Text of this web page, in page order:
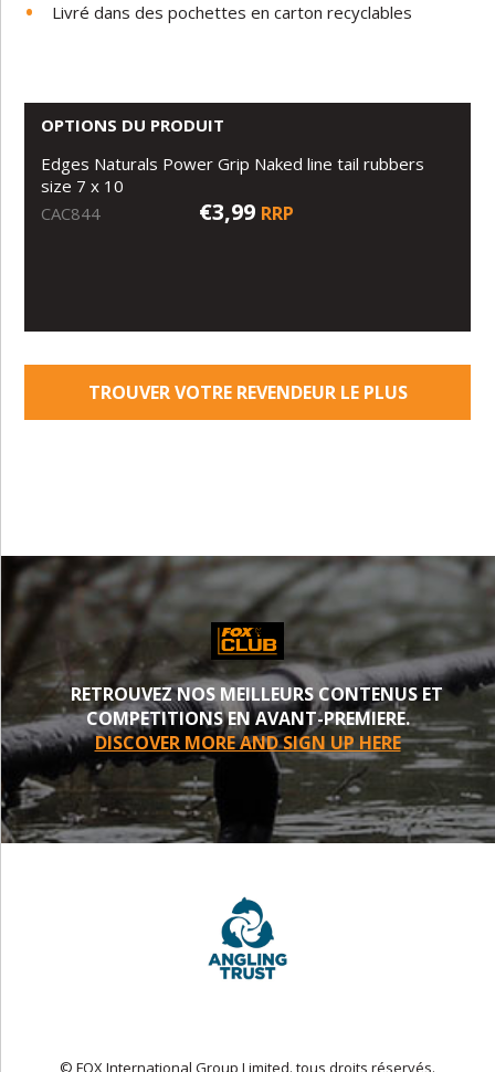
Livré dans des pochettes en cartonrecyclables
OPTIONS DU PRODUIT
Edges Naturals Power Grip Naked line tail rubbers
size 7 x 10
CAC844
€3,99 RRP
TROUVER VOTRE REVENDEUR LE PLUS
RETROUVEZ NOS MEILLEURS CONTENUS ET
COMPETITIONS EN AVANT-PREMIERE.
DISCOVER MORE AND SIGN UP HERE
© FOX International Group Limited. tous droits réservés.